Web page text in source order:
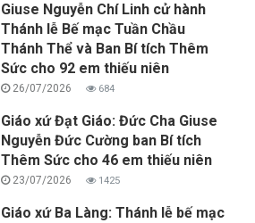
Giuse Nguyễn Chí Linh cử hành
Thánh lễ Bế mạc Tuần Chầu
Thánh Thể và Ban Bí tích Thêm
Sức cho 92 em thiếu niên
26/07/2026 684
Giáo xứ Đạt Giáo: Đức Cha Giuse
Nguyễn Đức Cường ban Bí tích
Thêm Sức cho 46 em thiếu niên
23/07/2026 1425
Giáo xứ Ba Làng: Thánh lễ bế mạc